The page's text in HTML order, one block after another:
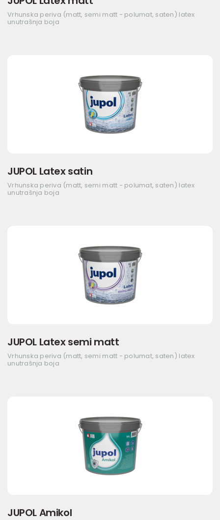
Vrhunska periva (matt, semi matt - polumat, saten) latex
unutrašnja boja
JUPOL Latex satin
Vrhunska periva (matt, semi matt - polumat, saten) latex
unutrašnja boja
JUPOL Latex semi matt
Vrhunska periva (matt, semi matt - polumat, saten) latex
unutrašnja boja
JUPOL Amikol